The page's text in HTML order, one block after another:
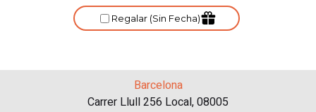
Barcelona
Carrer Llull 256 Local, 08005